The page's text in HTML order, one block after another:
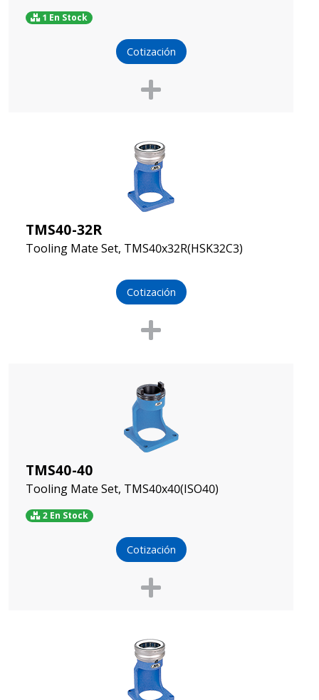
1 En Stock
Cotización
TMS40-32R
Tooling Mate Set, TMS40x32R(HSK32C3)
Cotización
TMS40-40
Tooling Mate Set, TMS40x40(ISO40)
2 En Stock
Cotización